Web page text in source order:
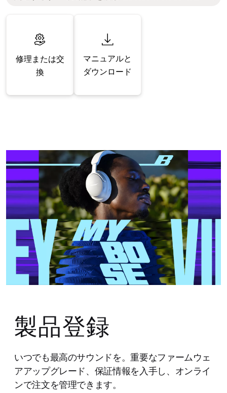
修理または交
換
マニュアルと
ダウンロード
製品登録
いつでも最高のサウンドを。重要なファームウェ
アアップグレード、保証情報を入手し、オンライ
ンで注文を管理できます。